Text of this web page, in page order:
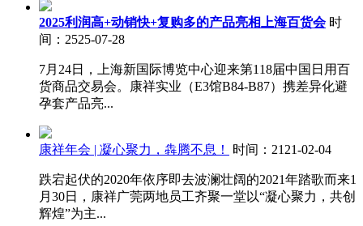
2025利润高+动销快+复购多的产品亮相上海百货会 时
间：2525-07-28
7月24日，上海新国际博览中心迎来第118届中国日用百
货商品交易会。康祥实业（E3馆B84-B87）携差异化避
孕套产品亮...
康祥年会 | 凝心聚力，犇腾不息！ 时间：2121-02-04
跌宕起伏的2020年依序即去波澜壮阔的2021年踏歌而来1
月30日，康祥广莞两地员工齐聚一堂以“凝心聚力，共创
辉煌”为主...